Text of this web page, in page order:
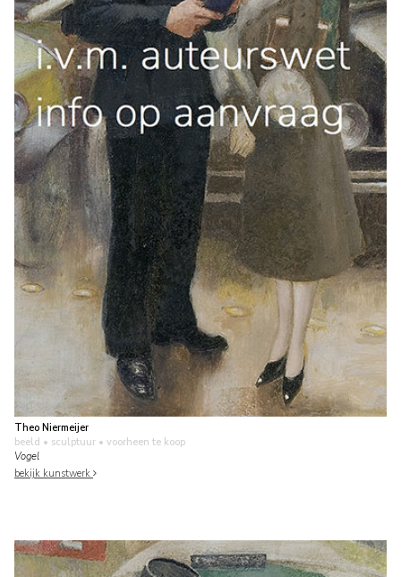
Theo Niermeijer
beeld • sculptuur • voorheen te koop
Vogel
bekijk kunstwerk